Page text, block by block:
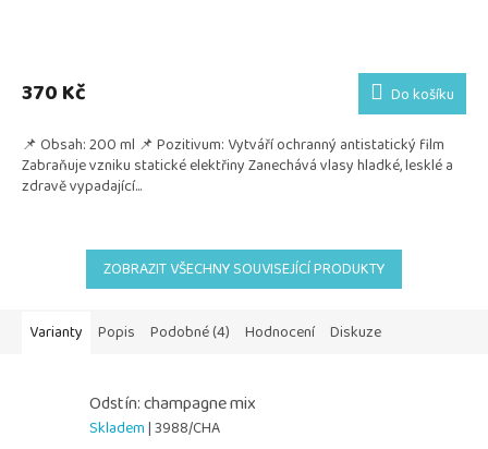
370 Kč Do košíku
📌 Obsah: 200 ml 📌 Pozitivum: Vytváří ochranný antistatický film
Zabraňuje vzniku statické elektřiny Zanechává vlasy hladké, lesklé a
zdravě vypadající...
ZOBRAZIT VŠECHNY SOUVISEJÍCÍ PRODUKTY
Varianty Popis Podobné (4) Hodnocení Diskuze
Odstín: champagne mix
Skladem| 3988/CHA